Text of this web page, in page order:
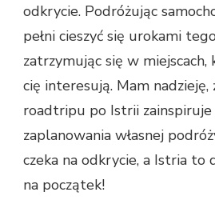
odkrycie. Podróżując
pełni cieszyć się urokami
zatrzymując się w
cię interesują. Mam nadzieję,
roadtripu po Istrii zainspiruje
zaplanowania własnej
czeka na odkrycie, a Istria to
na początek!